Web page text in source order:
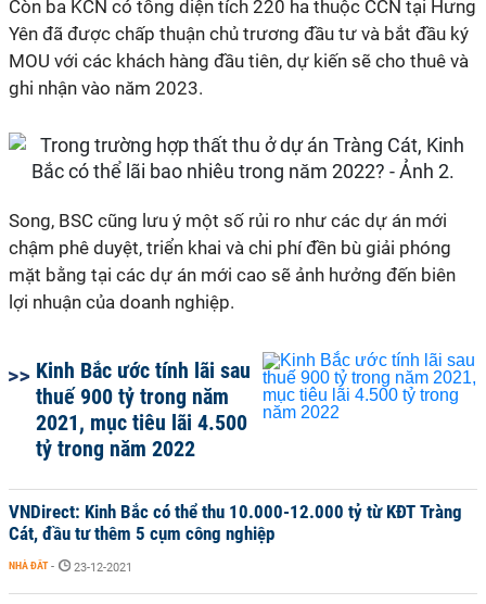
Còn ba KCN có tổng diện tích 220 ha thuộc CCN tại Hưng
Yên đã được chấp thuận chủ trương đầu tư và bắt đầu ký
MOU với các khách hàng đầu tiên, dự kiến sẽ cho thuê và
ghi nhận vào năm 2023.
Song, BSC cũng lưu ý một số rủi ro như các dự án mới
chậm phê duyệt, triển khai và chi phí đền bù giải phóng
mặt bằng tại các dự án mới cao sẽ ảnh hưởng đến biên
lợi nhuận của doanh nghiệp.
Kinh Bắc ước tính lãi sau
thuế 900 tỷ trong năm
2021, mục tiêu lãi 4.500
tỷ trong năm 2022
VNDirect: Kinh Bắc có thể thu 10.000-12.000 tỷ từ KĐT Tràng
Cát, đầu tư thêm 5 cụm công nghiệp
NHÀ ĐẤT - 23-12-2021